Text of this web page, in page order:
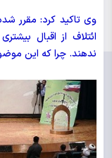
ائتلاف از اقبال
ندهند. چرا که این